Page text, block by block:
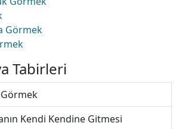
Görmek
Tabirleri
Görmek
Kendi Kendine Gitmesi